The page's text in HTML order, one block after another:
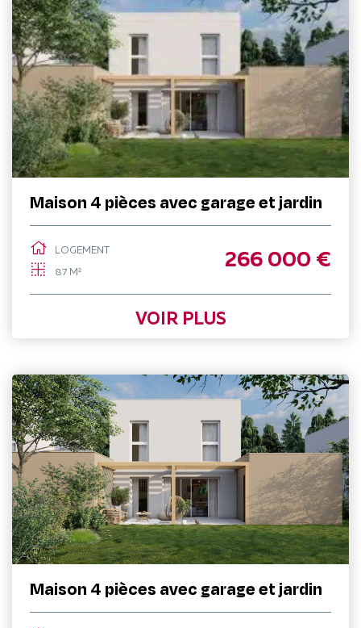
Maison 4 pièces avec garage et jardin
LOGEMENT
87 M²
266 000 €
VOIR PLUS
Maison 4 pièces avec garage et jardin